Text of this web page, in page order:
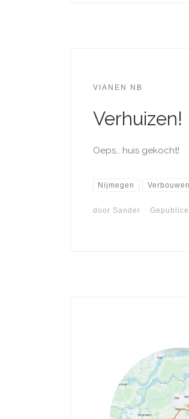
VIANEN NB
Verhuizen!
Oeps… huis gekocht!
Nijmegen Verbouwen
door Sander